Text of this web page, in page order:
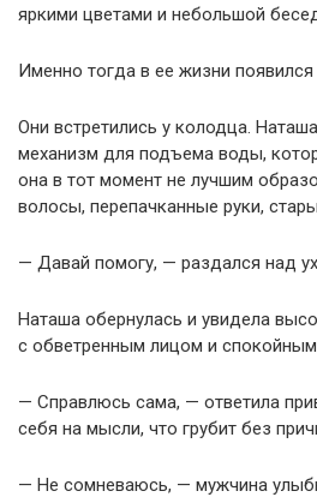
яркими цветами и небольшой
Именно тогда в ее жизни появился
Они встретились у колодца.
механизм для подъема воды,
она в тот момент не лучшим
волосы, перепачканные руки,
— Давай помогу, — раздался над
Наташа обернулась и увидела
с обветренным лицом и
— Справлюсь сама, — ответила
себя на мысли, что грубит без
— Не сомневаюсь, — мужчина